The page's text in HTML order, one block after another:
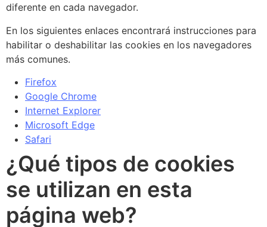
diferente en cada navegador.
En los siguientes enlaces encontrará instrucciones para
habilitar o deshabilitar las cookies en los navegadores
más comunes.
Firefox
Google Chrome
Internet Explorer
Microsoft Edge
Safari
¿Qué tipos de cookies
se utilizan en esta
página web?